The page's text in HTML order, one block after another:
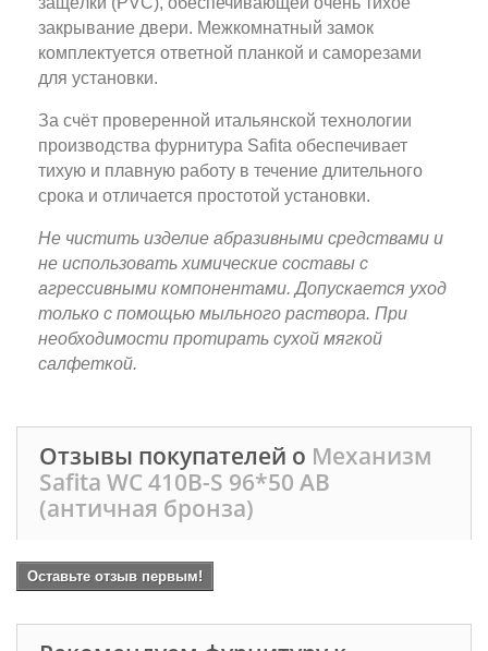
закрывание двери. Межкомнатный замок
комплектуется ответной планкой и саморезами
для установки.
За счёт проверенной итальянской технологии
производства фурнитура Safita обеспечивает
тихую и плавную работу в течение длительного
срока и отличается простотой установки.
Не чистить изделие абразивными средствами и
не использовать химические составы с
агрессивными компонентами. Допускается уход
только с помощью мыльного раствора. При
необходимости протирать сухой мягкой
салфеткой.
Отзывы покупателей о Механизм
Safita WC 410B-S 96*50 AB
(античная бронза)
Оставьте отзыв первым!